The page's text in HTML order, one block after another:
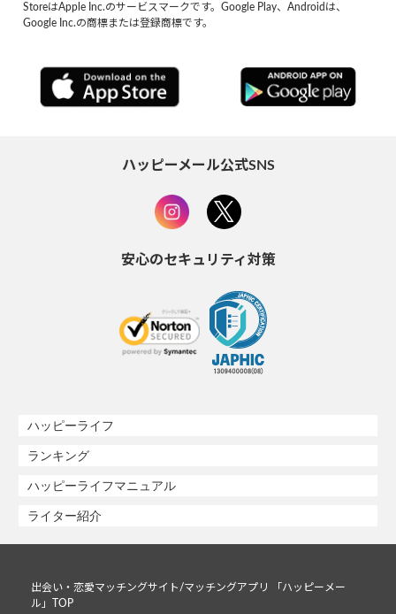
StoreはApple Inc.のサービスマークです。Google Play、Androidは、
Google Inc.の商標または登録商標です。
ハッピーメール公式SNS
安心のセキュリティ対策
ハッピーライフ
ランキング
ハッピーライフマニュアル
ライター紹介
出会い・恋愛マッチングサイト/マッチングアプリ 「ハッピーメー
ル」TOP